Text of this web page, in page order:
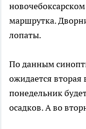
маршрутка.
лопаты.
По данным
ожидается вторая
понедельник
осадков. А во